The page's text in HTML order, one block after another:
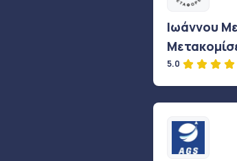
Ιωάννου
5.0